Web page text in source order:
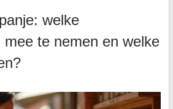
welke
mee te nemen en welke